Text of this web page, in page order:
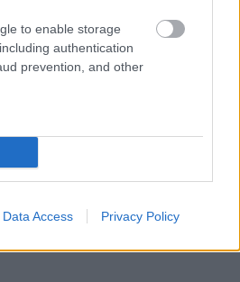
to enable storage
authentication
prevention, and other
Data Access Privacy Policy